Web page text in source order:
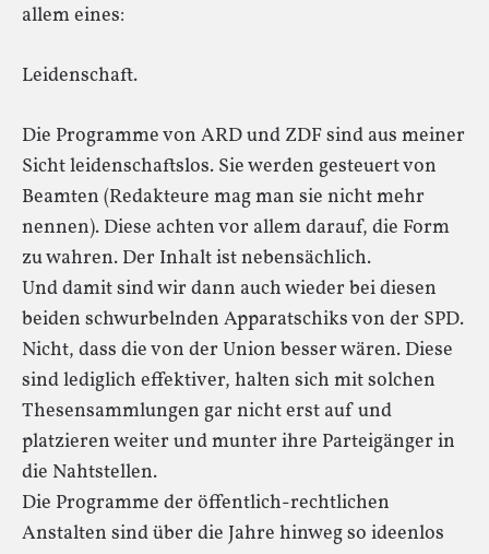
allem eines:
Leidenschaft.
Die Programme von ARD und ZDF sind aus meiner
Sicht leidenschaftslos. Sie werden gesteuert von
Beamten (Redakteure mag man sie nicht mehr
nennen). Diese achten vor allem darauf, die Form
zu wahren. Der Inhalt ist nebensächlich.
Und damit sind wir dann auch wieder bei diesen
beiden schwurbelnden Apparatschiks von der SPD.
Nicht, dass die von der Union besser wären. Diese
sind lediglich effektiver, halten sich mit solchen
Thesensammlungen gar nicht erst auf und
platzieren weiter und munter ihre Parteigänger in
die Nahtstellen.
Die Programme der öffentlich-rechtlichen
Anstalten sind über die Jahre hinweg so ideenlos